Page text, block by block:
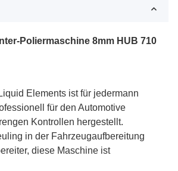
Poliermaschine 8mm HUB 710
Elements ist für jedermann
für den Automotive
Kontrollen hergestellt.
in der Fahrzeugaufbereitung
diese Maschine ist